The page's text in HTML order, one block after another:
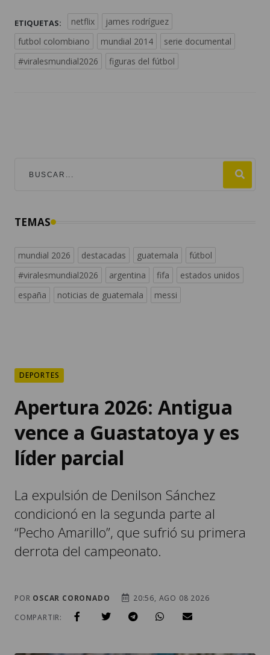
ETIQUETAS: netflix
james rodríguez
futbol colombiano
mundial 2014
serie documental
#viralesmundial2026
figuras del fútbol
TEMAS
mundial 2026 destacadas guatemala
fútbol
#viralesmundial2026
argentina fifa
estados unidos
españa
noticias de guatemala messi
DEPORTES
Apertura 2026: Antigua
vence a Guastatoya y es
líder parcial
La expulsión de Denilson Sánchez
condicionó en la segunda parte al
“Pecho Amarillo”, que sufrió su primera
derrota del campeonato.
POR OSCAR CORONADO
20:56, AGO 08 2026
COMPARTIR: